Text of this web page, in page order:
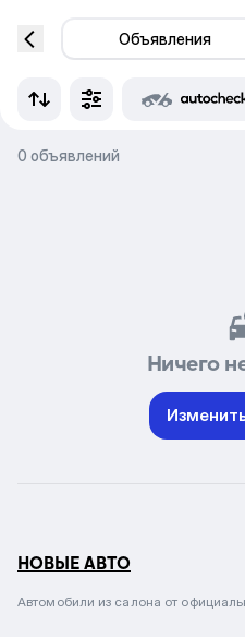
Объявления
0 объявлений
Ничего
НОВЫЕ АВТО
Автомобили из салона от